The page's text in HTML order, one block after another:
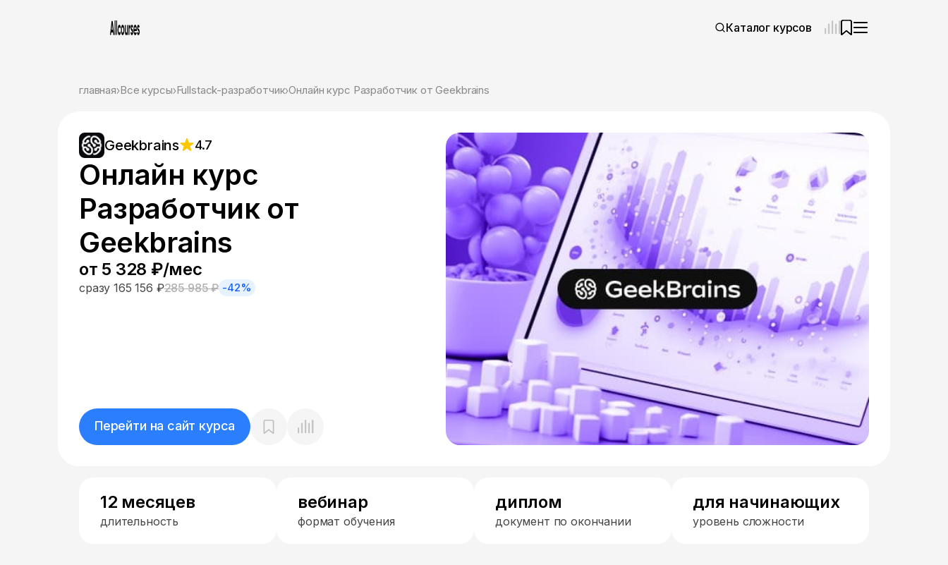
Каталог курсов
главная Все курсы Fullstack-разработчик Онлайн курс Разработчик от Geekbrains
Geekbrains 4.7
Онлайн курс
Разработчик от
Geekbrains
от 5 328 ₽/мес
сразу 165 156 ₽285 985 ₽ -42%
Перейти на сайт курса
12 месяцев
длительность
вебинар
формат обучения
диплом
документ по окончании
для начинающих
уровень сложности